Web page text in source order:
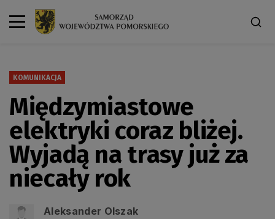
KOMUNIKACJA
Międzymiastowe
elektryki coraz bliżej.
Wyjadą na trasy już za
niecały rok
Aleksander Olszak